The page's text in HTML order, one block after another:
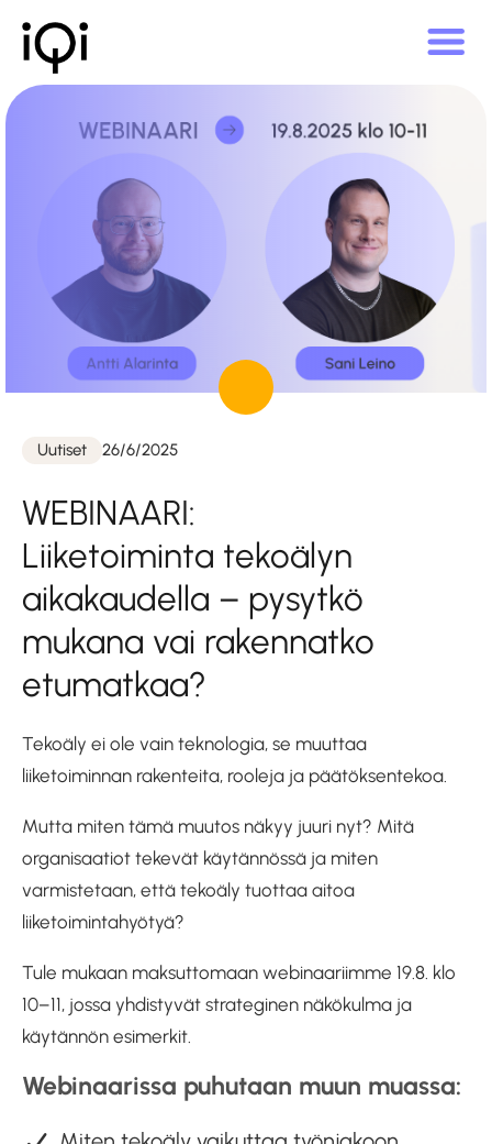
Kategoriat
Uutiset Julkaistu
26/6/2025
WEBINAARI:
Liiketoiminta tekoälyn
aikakaudella – pysytkö
mukana vai rakennatko
etumatkaa?
Tekoäly ei ole vain teknologia, se muuttaa
liiketoiminnan rakenteita, rooleja ja päätöksentekoa.
Mutta miten tämä muutos näkyy juuri nyt? Mitä
organisaatiot tekevät käytännössä ja miten
varmistetaan, että tekoäly tuottaa aitoa
liiketoimintahyötyä?
Tule mukaan maksuttomaan webinaariimme 19.8. klo
10–11, jossa yhdistyvät strateginen näkökulma ja
käytännön esimerkit.
Webinaarissa puhutaan muun muassa: